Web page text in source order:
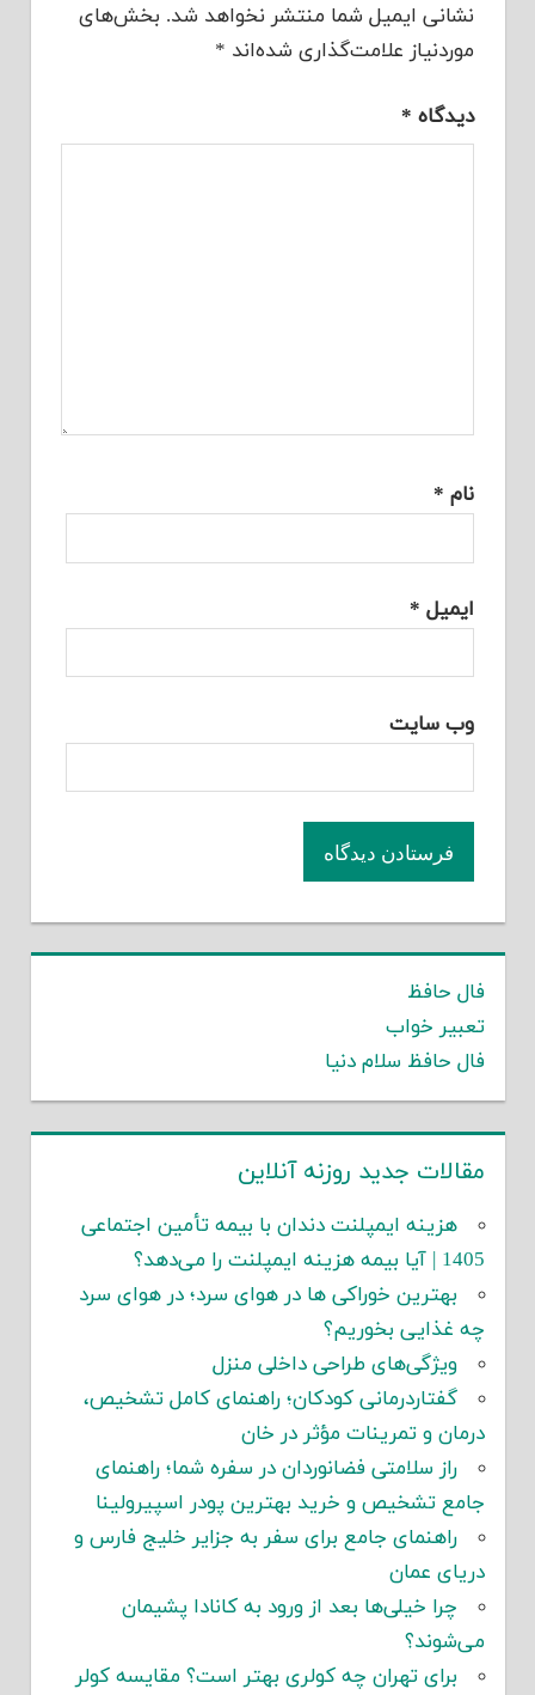
نشانی ایمیل شما منتشر نخواهد شد. بخش‌های
موردنیاز علامت‌گذاری شده‌اند *
دیدگاه *
نام *
ایمیل *
وب‌ سایت
فال حافظ
تعبیر خواب
فال حافظ سلام دنیا
مقالات جدید روزنه آنلاین
هزینه ایمپلنت دندان با بیمه تأمین اجتماعی
1405 | آیا بیمه هزینه ایمپلنت را می‌دهد؟
بهترین خوراکی ها در هوای سرد؛ در هوای سرد
چه غذایی بخوریم؟
ویژگی‌های طراحی داخلی منزل
گفتاردرمانی کودکان؛ راهنمای کامل تشخیص،
درمان و تمرینات مؤثر در خان
راز سلامتی فضانوردان در سفره شما؛ راهنمای
جامع تشخیص و خرید بهترین پودر اسپیرولینا
راهنمای جامع برای سفر به جزایر خلیج فارس و
دریای عمان
چرا خیلی‌ها بعد از ورود به کانادا پشیمان
می‌شوند؟
برای تهران چه کولری بهتر است؟ مقایسه کولر